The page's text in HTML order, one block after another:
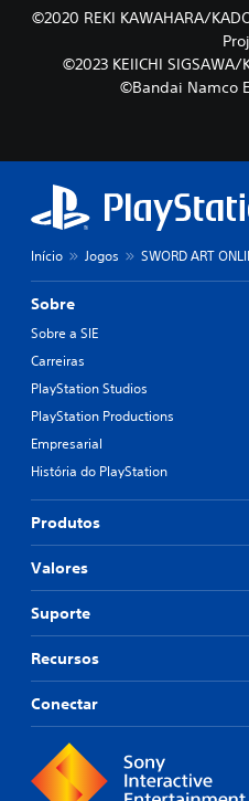
©2020 REKI KAWAHARA/
©2023 KEIICHI
©Bandai Namco
Início Jogos SWORD ART
Sobre
Sobre a SIE
Carreiras
PlayStation Studios
PlayStation Productions
Empresarial
História do PlayStation
Produtos
Valores
Suporte
Recursos
Conectar